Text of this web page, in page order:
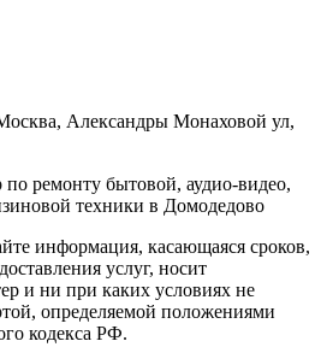
Александры Монаховой ул,
ремонту бытовой, аудио-видео,
техники в Домодедово
информация, касающаяся сроков,
услуг, носит
и ни при каких условиях не
определяемой положениями
кодекса РФ.